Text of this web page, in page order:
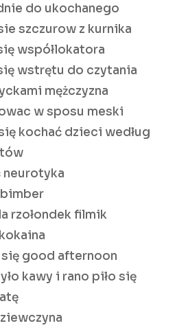
do ukochanego
szczurow z kurnika
współlokatora
wstrętu do czytania
mężczyzna
w sposu meski
kochać dzieci według
neurotyka
rzołondek filmik
good afternoon
kawy i rano piło się